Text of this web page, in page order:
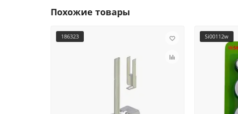
Похожие товары
186323 Si00112w